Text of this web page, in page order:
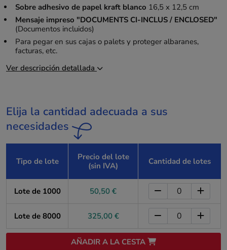
Sobre adhesivo de papel kraft blanco 16,5 x 12,5 cm
Mensaje impreso "DOCUMENTS CI-INCLUS / ENCLOSED"
(Documentos incluidos)
Para pegar en sus cajas o palets y proteger albaranes,
facturas, etc.
Ver descripción detallada
Elija la cantidad adecuada a sus
necesidades
Tipo de lote
Precio del lote
(sin IVA)
Cantidad de lotes
Lote de 1000 50,50 €
Lote de 8000 325,00 €
AÑADIR A LA CESTA